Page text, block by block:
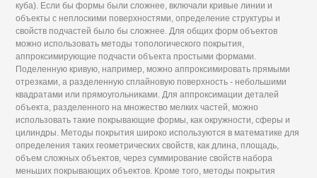
куба). Если бы формы были сложнее, включали кривые линии и
объекты с неплоскими поверхностями, определение структуры и
свойств подчастей было бы сложнее. Для общих форм объектов
можно использовать методы топологического покрытия,
аппроксимирующие подчасти объекта простыми формами.
Поделенную кривую, например, можно аппроксимировать прямыми
отрезками, а разделенную сплайновую поверхность - небольшими
квадратами или прямоугольниками. Для аппроксимации деталей
объекта, разделенного на множество мелких частей, можно
использовать такие покрывающие формы, как окружности, сферы и
цилиндры. Методы покрытия широко используются в математике для
определения таких геометрических свойств, как длина, площадь,
объем сложных объектов, через суммирование свойств набора
меньших покрывающих объектов. Кроме того, методы покрытия